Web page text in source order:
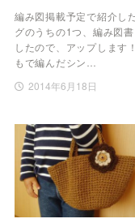
編み図掲載予定で紹介し
グのうちの1つ、編み図書
したので、アップします
もで編んだシン…
2014年6月18日